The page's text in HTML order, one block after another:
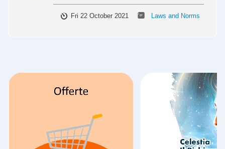
Fri 22 October 2021 Laws and Norms